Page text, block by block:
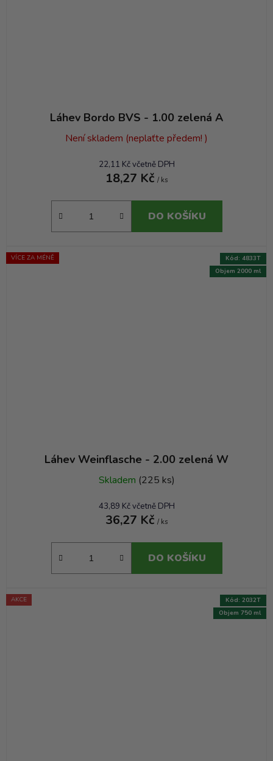
Láhev Bordo BVS - 1.00 zelená A
Není skladem (neplaťte předem! )
22,11 Kč včetně DPH
18,27 Kč / ks
DO KOŠÍKU
VÍCE ZA MÉNĚ
Láhev Weinflasche - 2.00 zelená W
Skladem (225 ks)
43,89 Kč včetně DPH
36,27 Kč / ks
DO KOŠÍKU
Objem 2000 ml
Kód: 4833T
AKCE
Objem 750 ml
Kód: 2032T